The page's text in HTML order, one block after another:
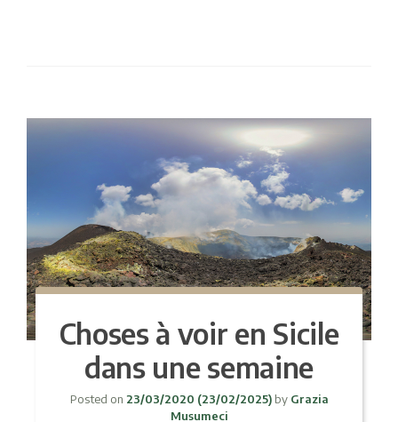
Choses à voir en Sicile
dans une semaine
Posted on 23/03/2020 (23/02/2025) byGrazia
Musumeci